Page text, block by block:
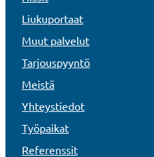
Liukuportaat
Muut palvelut
Tarjouspyyntö
Meistä
Yhteystiedot
Työpaikat
Referenssit